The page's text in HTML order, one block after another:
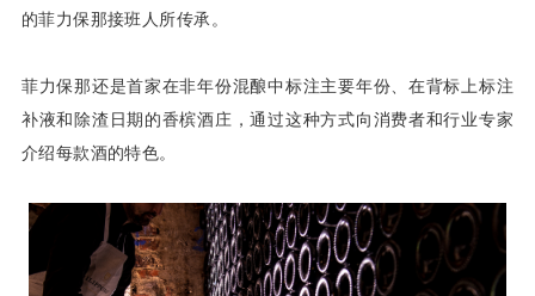
的菲力保那接班人所传承。
菲力保那还是首家在非年份混酿中标注主要年份、在背标上标注
补液和除渣日期的香槟酒庄，通过这种方式向消费者和行业专家
介绍每款酒的特色。